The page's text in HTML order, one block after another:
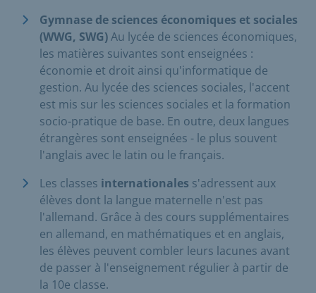
Gymnase de sciences économiques et sociales
(WWG, SWG)Au lycée de sciences économiques,
les matières suivantes sont enseignées :
économie et droit ainsi qu'informatique de
gestion. Au lycée des sciences sociales, l'accent
est mis sur les sciences sociales et la formation
socio-pratique de base. En outre, deux langues
étrangères sont enseignées - le plus souvent
l'anglais avec le latin ou le français.
Les classes internationales s'adressent aux
élèves dont la langue maternelle n'est pas
l'allemand. Grâce à des cours supplémentaires
en allemand, en mathématiques et en anglais,
les élèves peuvent combler leurs lacunes avant
de passer à l'enseignement régulier à partir de
la 10e classe.